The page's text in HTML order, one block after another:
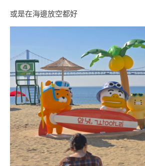
或是在海邊放空都好